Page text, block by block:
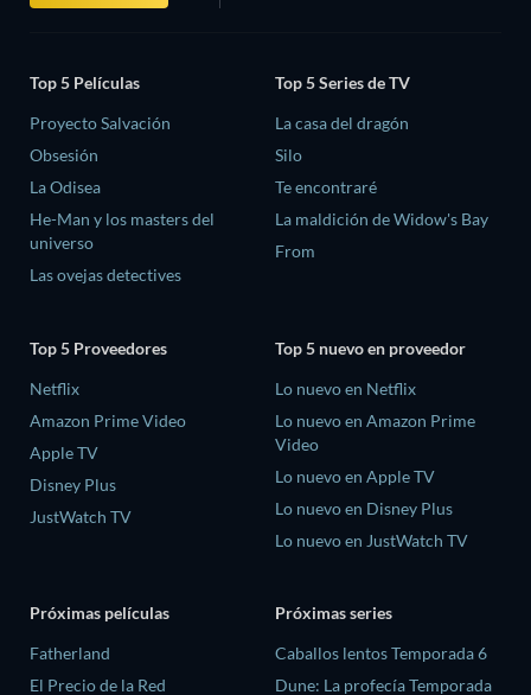
Top 5 Películas
Proyecto Salvación
Obsesión
La Odisea
He-Man y los masters del
universo
Las ovejas detectives
Top 5 Series de TV
La casa del dragón
Silo
Te encontraré
La maldición de Widow's Bay
From
Top 5 Proveedores
Netflix
Amazon Prime Video
Apple TV
Disney Plus
JustWatch TV
Top 5 nuevo en proveedor
Lo nuevo en Netflix
Lo nuevo en Amazon Prime
Video
Lo nuevo en Apple TV
Lo nuevo en Disney Plus
Lo nuevo en JustWatch TV
Próximas películas
Fatherland
El Precio de la Red
Próximas series
Caballos lentos Temporada 6
Dune: La profecía Temporada